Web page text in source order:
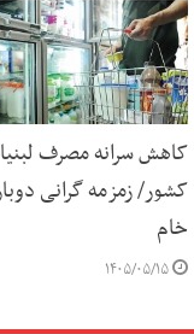
کاهش سرانه مصرف
کشور/ زمزمه گرانی
خام
۱۴۰۵/۰۵/۱۵